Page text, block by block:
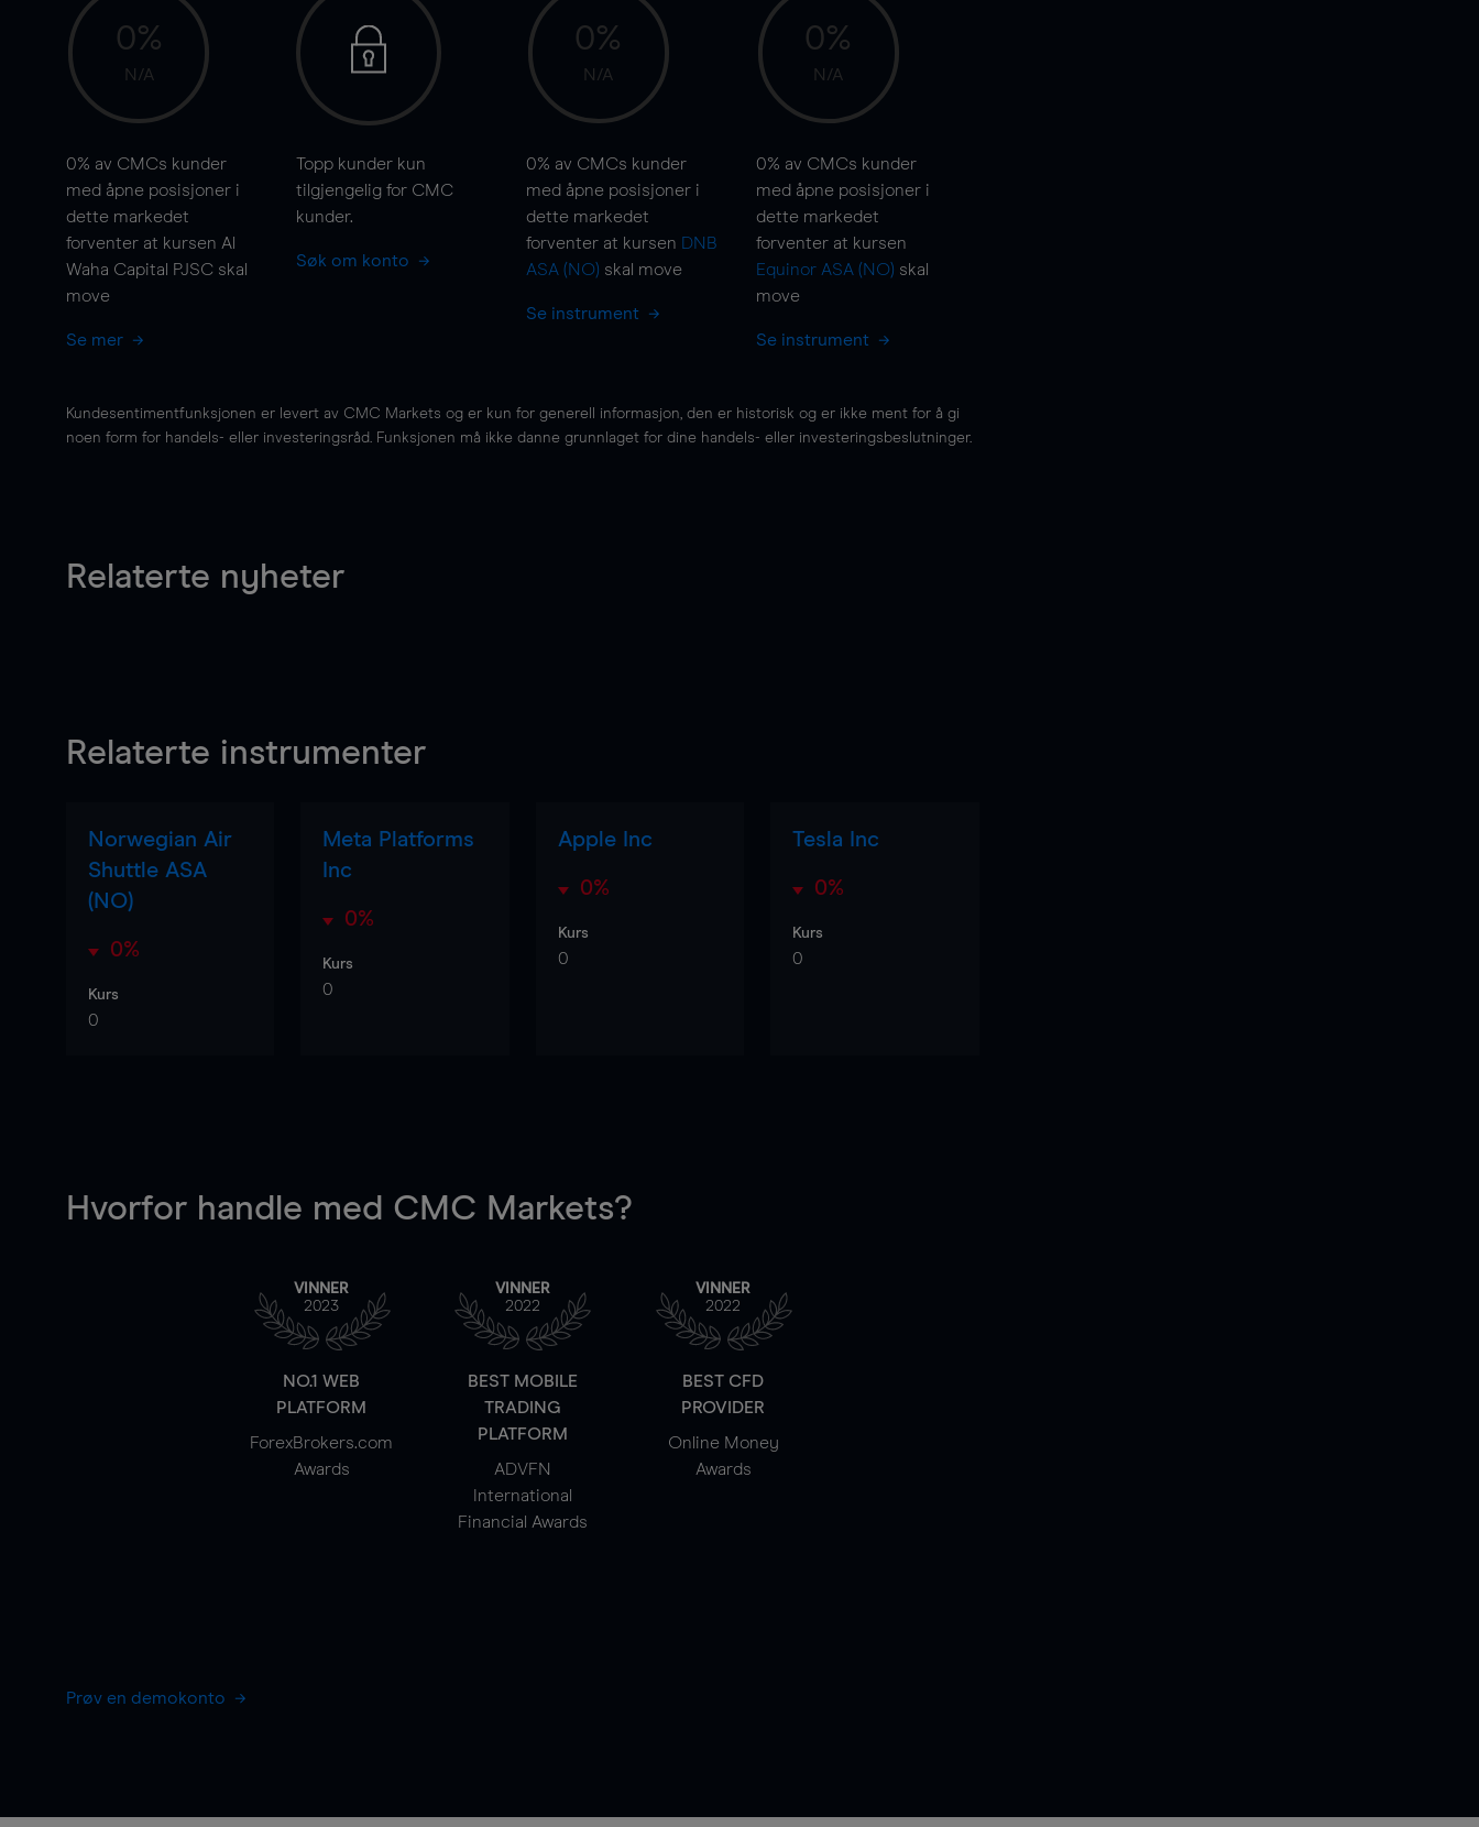
0%
N/A
0% av CMCs kunder
med åpne posisjoner i
dette markedet
forventer at kursen Al
Waha Capital PJSC skal
move
Se mer
Topp kunder kun
tilgjengelig for CMC
kunder.
Søk om konto
0%
N/A
0% av CMCs kunder
med åpne posisjoner i
dette markedet
forventer at kursen DNB
ASA (NO) skal move
Se instrument
0%
N/A
0% av CMCs kunder
med åpne posisjoner i
dette markedet
forventer at kursen
Equinor ASA (NO) skal
move
Se instrument
Kundesentimentfunksjonen er levert av CMC Markets og er kun for generell informasjon, den er historisk og er ikke ment for å gi
noen form for handels- eller investeringsråd. Funksjonen må ikke danne grunnlaget for dine handels- eller investeringsbeslutninger.
Relaterte nyheter
Relaterte instrumenter
Norwegian Air
Shuttle ASA
(NO)
0%
Kurs
0
Meta Platforms
Inc
0%
Kurs
0
Apple Inc
0%
Kurs
0
Tesla Inc
0%
Kurs
0
Hvorfor handle med CMC Markets?
VINNER
2023
NO.1 WEB
PLATFORM
ForexBrokers.com
Awards
VINNER
2022
BEST MOBILE
TRADING
PLATFORM
ADVFN
International
Financial Awards
VINNER
2022
BEST CFD
PROVIDER
Online Money
Awards
Prøv en demokonto